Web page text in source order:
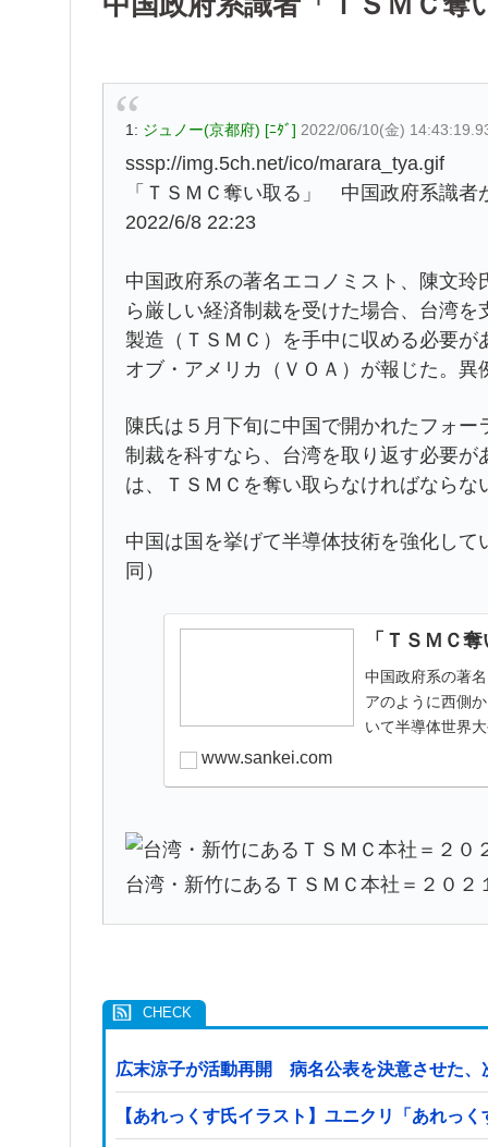
1: ジュノー(京都府) [ﾆﾀﾞ] 2022/06/10(金)
sssp://img.5ch.net/ico/marara_tya.gif
「ＴＳＭＣ奪い取る」 中国政府系識者
2022/6/8 22:23
中国政府系の著名エコノミスト、陳文
ら厳しい経済制裁を受けた場合、台湾
製造（ＴＳＭＣ）を手中に収める必要
オブ・アメリカ（ＶＯＡ）が報じた。異
陳氏は５月下旬に中国で開かれたフォ
制裁を科すなら、台湾を取り返す必要
は、ＴＳＭＣを奪い取らなければならな
中国は国を挙げて半導体技術を強化し
同）
「ＴＳＭＣ
中国政府系の著
アのように西側
いて半導体世界
www.sankei.com
台湾・新竹にあるＴＳＭＣ本社＝２０２
広末涼子が活動再開 病名公表を決意させた、
【あれっくす氏イラスト】ユニクリ「あれっ